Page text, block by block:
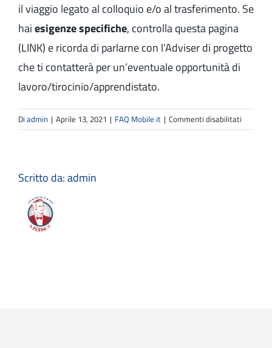
il viaggio legato al colloquio e/o al trasferimento. Se
haiesigenze specifiche, controlla questa pagina
(LINK) e ricorda di parlarne con l’Adviser di progetto
che ti contatterà per un’eventuale opportunità di
lavoro/tirocinio/apprendistato.
Di admin | Aprile 13, 2021 | FAQ Mobile it | Commenti disabilitati
EURES
Scritto da:admin